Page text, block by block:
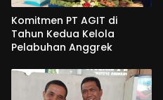
Komitmen PT AGIT di
Tahun Kedua Kelola
Pelabuhan Anggrek